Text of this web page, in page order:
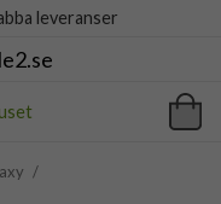
leveranser
/